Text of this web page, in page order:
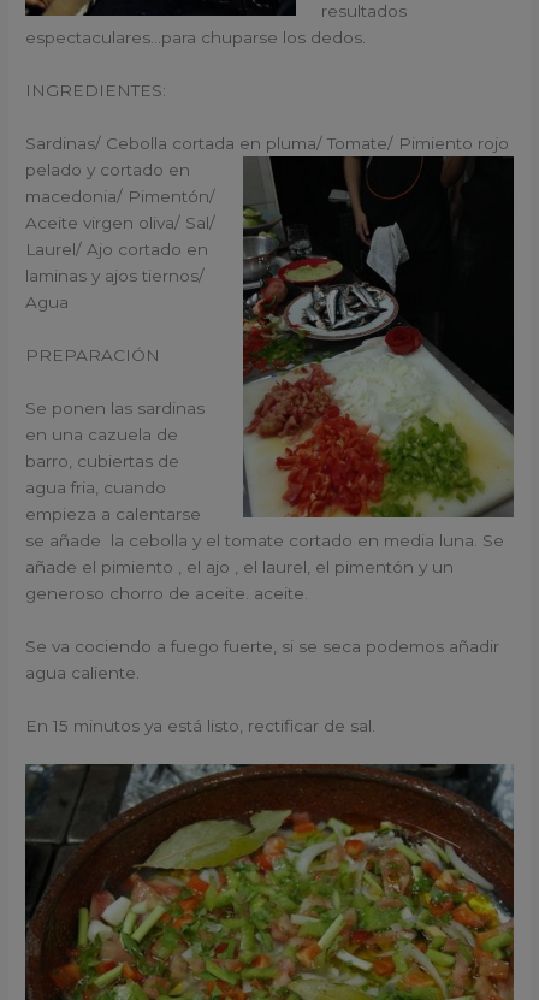
resultados
espectaculares…para chuparse los dedos.
INGREDIENTES:
Sardinas/ Cebolla cortada en pluma/ Tomate/ Pimiento rojo
pelado y cortado en
macedonia/ Pimentón/
Aceite virgen oliva/ Sal/
Laurel/ Ajo cortado en
laminas y ajos tiernos/
Agua
PREPARACIÓN
Se ponen las sardinas
en una cazuela de
barro, cubiertas de
agua fria, cuando
empieza a calentarse
se añade la cebolla y el tomate cortado en media luna. Se
añade el pimiento , el ajo , el laurel, el pimentón y un
generoso chorro de aceite. aceite.
Se va cociendo a fuego fuerte, si se seca podemos añadir
agua caliente.
En 15 minutos ya está listo, rectificar de sal.